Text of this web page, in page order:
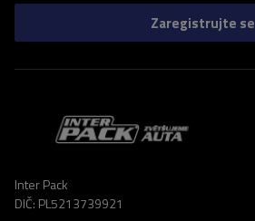
Zaregistrujte se
Inter Pack
DIČ: PL5213739921